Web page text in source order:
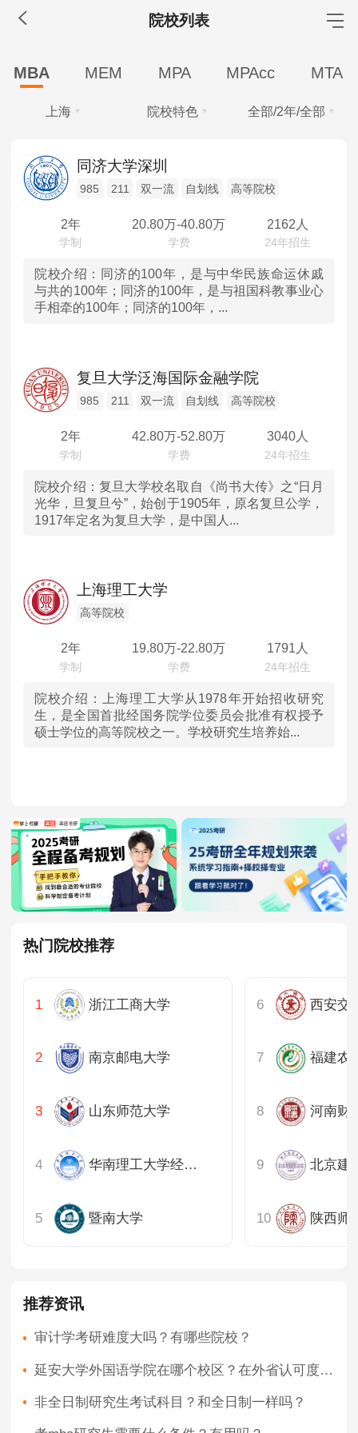
院校列表
院校库
考试真题
招生简章
MEM工程管理
院校库 考试报名 招生政策 学制学费
考试真题
报考经验 招生简章
院校库 考试报名 招生政策 学制学费
报名流程
院校库 考试报名 招生政策 学制学费
MTA旅游管理
院校库 考试报名 招生政策 学制学费
报名流程
考试真题
报考经验 招生简章
MBA MEM MPA MPAcc MTA
上海
北京
河北
山西
吉林
上海
江苏
安徽
江西
山东
湖北
湖南
广东
重庆
广西
贵州
新疆
香港
院校特色
985
双一流
自划线
全部/2年/全部
全部
全部 2年 2.5年
学习方式
同济大学深圳
985 211 双一流 自划线 高等院校
2年 20.80万-40.80万 2162人
院校介绍： 同济的100年，是与中华民族命运休戚
与共的100年；同济的100年，是与祖国科教事业心
手相牵的100年；同济的100年，...
复旦大学泛海国际金融学院
985 211 双一流 自划线 高等院校
2年 42.80万-52.80万 3040人
院校介绍： 复旦大学校名取自《尚书大传》之“日月
光华，旦复旦兮”，始创于1905年，原名复旦公学，
1917年定名为复旦大学，是中国人...
上海理工大学
高等院校
2年 19.80万-22.80万 1791人
院校介绍：
上海理工大学从1978年开始招收研究
生，是全国首批经国务院学位委员会批准有权授予
硕士学位的高等院校之一。学校研究生培养始...
热门院校推荐
浙江工商大学
南京邮电大学
山东师范大学
华南理工大学经济与金融学院
暨南大学
西安交
福建农
北京建
陕西师
推荐资讯
审计学考研难度大吗？有哪些院校？
延安大学外国语学院在哪个校区？在外省认可度高吗？
非全日制研究生考试科目？和全日制一样吗？